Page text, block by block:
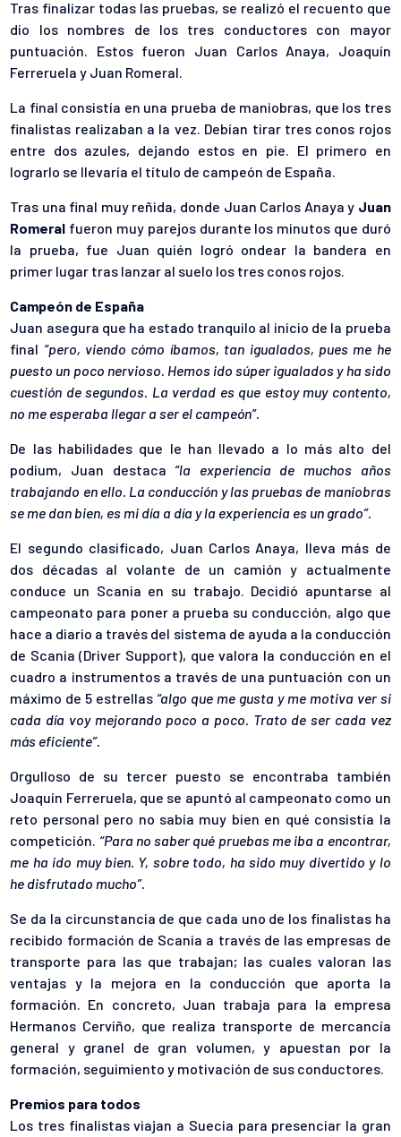
Tras finalizar todas las pruebas, se realizó el recuento que
dio los nombres de los tres conductores con mayor
puntuación. Estos fueron Juan Carlos Anaya, Joaquín
Ferreruela y Juan Romeral.
La final consistía en una prueba de maniobras, que los tres
finalistas realizaban a la vez. Debían tirar tres conos rojos
entre dos azules, dejando estos en pie. El primero en
lograrlo se llevaría el título de campeón de España.
Tras una final muy reñida, donde Juan Carlos Anaya y Juan
Romeral fueron muy parejos durante los minutos que duró
la prueba, fue Juan quién logró ondear la bandera en
primer lugar tras lanzar al suelo los tres conos rojos.
Campeón de España
Juan asegura que ha estado tranquilo al inicio de la prueba
final “pero, viendo cómo íbamos, tan igualados, pues me he
puesto un poco nervioso. Hemos ido súper igualados y ha sido
cuestión de segundos. La verdad es que estoy muy contento,
no me esperaba llegar a ser el campeón”.
De las habilidades que le han llevado a lo más alto del
podium, Juan destaca“la experiencia de muchos años
trabajando en ello. La conducción y las pruebas de maniobras
se me dan bien, es mi día a día y la experiencia es un grado”.
El segundo clasificado, Juan Carlos Anaya, lleva más de
dos décadas al volante de un camión y actualmente
conduce un Scania en su trabajo. Decidió apuntarse al
campeonato para poner a prueba su conducción, algo que
hace a diario a través del sistema de ayuda a la conducción
de Scania (Driver Support), que valora la conducción en el
cuadro a instrumentos a través de una puntuación con un
máximo de 5 estrellas“algo que me gusta y me motiva ver si
cada día voy mejorando poco a poco. Trato de ser cada vez
más eficiente”.
Orgulloso de su tercer puesto se encontraba también
Joaquín Ferreruela, que se apuntó al campeonato como un
reto personal pero no sabía muy bien en qué consistía la
competición. “Para no saber qué pruebas me iba a encontrar,
me ha ido muy bien. Y, sobre todo, ha sido muy divertido y lo
he disfrutado mucho”.
Se da la circunstancia de que cada uno de los finalistas ha
recibido formación de Scania a través de las empresas de
transporte para las que trabajan; las cuales valoran las
ventajas y la mejora en la conducción que aporta la
formación. En concreto, Juan trabaja para la empresa
Hermanos Cerviño, que realiza transporte de mercancía
general y granel de gran volumen, y apuestan por la
formación, seguimiento y motivación de sus conductores.
Premios para todos
Los tres finalistas viajan a Suecia para presenciar la gran